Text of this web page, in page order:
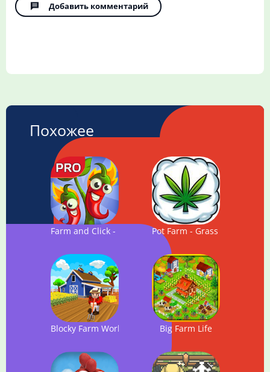
Добавить комментарий
Похожее
Farm and Click - Idle Farming Clicker PRO
Pot Farm - Grass Roots
Blocky Farm Worker SimulatorBig Farm Life